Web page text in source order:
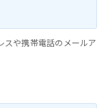
や携帯電話のメールア